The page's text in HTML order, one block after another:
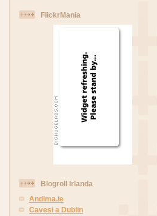
FlickrMania
Blogroll Irlanda
Andima.ie
Cavesi a Dublin